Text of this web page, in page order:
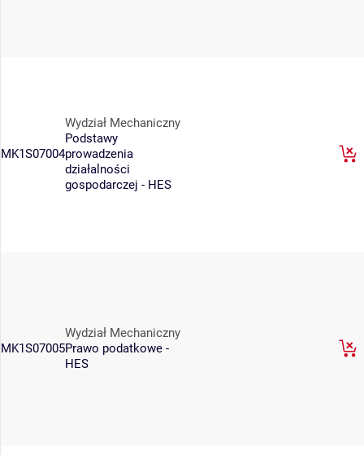
MK1S07004
Wydział Mechaniczny
Podstawy
prowadzenia
działalności
gospodarczej - HES
MK1S07005
Wydział Mechaniczny
Prawo podatkowe -
HES